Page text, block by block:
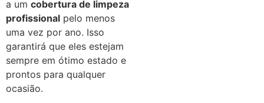
a um cobertura de limpeza
profissional pelo menos
uma vez por ano. Isso
garantirá que eles estejam
sempre em ótimo estado e
prontos para qualquer
ocasião.